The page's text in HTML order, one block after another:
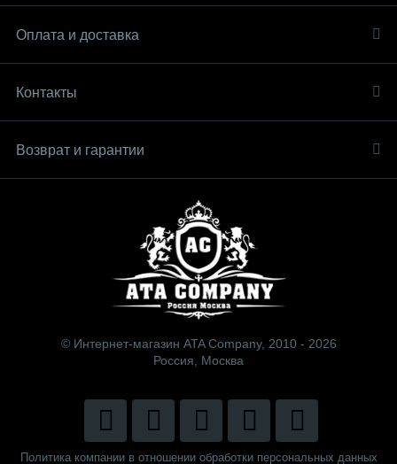
Оплата и доставка
Контакты
Возврат и гарантии
© Интернет-магазин ATA Company, 2010 - 2026
Россия, Москва
Политика компании в отношении обработки персональных данных